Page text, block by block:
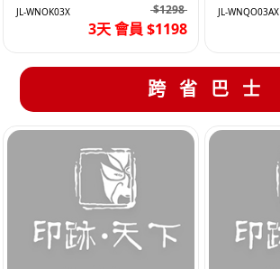
JL-WNOK03X $1298
3天 會員 $1198
JL-WNQO03AX
跨省巴士